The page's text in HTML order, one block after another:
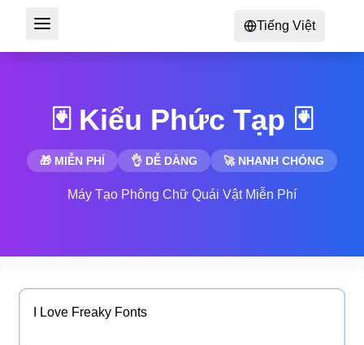
Tiếng Việt
🃏 Kiểu Phức Tạp 🃏
🎁 MIỄN PHÍ 👌 DỄ DÀNG 🚀 NHANH CHÓNG
Máy Tạo Phông Chữ Quái Vật Miễn Phí